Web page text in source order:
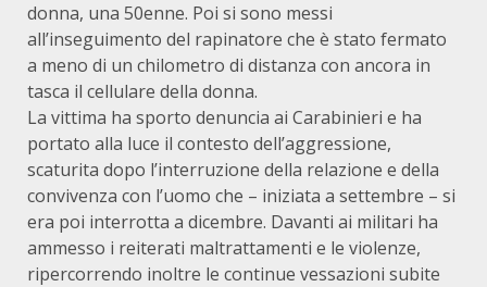
donna, una 50enne. Poi si sono messi
all’inseguimento del rapinatore che è stato fermato
a meno di un chilometro di distanza con ancora in
tasca il cellulare della donna.
La vittima ha sporto denuncia ai Carabinieri e ha
portato alla luce il contesto dell’aggressione,
scaturita dopo l’interruzione della relazione e della
convivenza con l’uomo che – iniziata a settembre – si
era poi interrotta a dicembre. Davanti ai militari ha
ammesso i reiterati maltrattamenti e le violenze,
ripercorrendo inoltre le continue vessazioni subite